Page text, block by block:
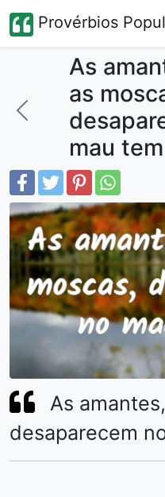
Provérbios
As
as
mau
As
desaparecem